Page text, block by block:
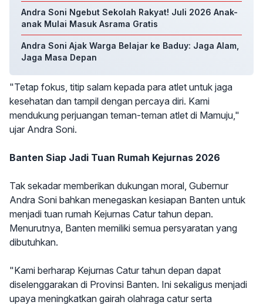
Andra Soni Ngebut Sekolah Rakyat! Juli 2026 Anak-
anak Mulai Masuk Asrama Gratis
Andra Soni Ajak Warga Belajar ke Baduy: Jaga Alam,
Jaga Masa Depan
"Tetap fokus, titip salam kepada para atlet untuk jaga
kesehatan dan tampil dengan percaya diri. Kami
mendukung perjuangan teman-teman atlet di Mamuju,"
ujar Andra Soni.
Banten Siap Jadi Tuan Rumah Kejurnas 2026
Tak sekadar memberikan dukungan moral, Gubernur
Andra Soni bahkan menegaskan kesiapan Banten untuk
menjadi tuan rumah Kejurnas Catur tahun depan.
Menurutnya, Banten memiliki semua persyaratan yang
dibutuhkan.
"Kami berharap Kejurnas Catur tahun depan dapat
diselenggarakan di Provinsi Banten. Ini sekaligus menjadi
upaya meningkatkan gairah olahraga catur serta